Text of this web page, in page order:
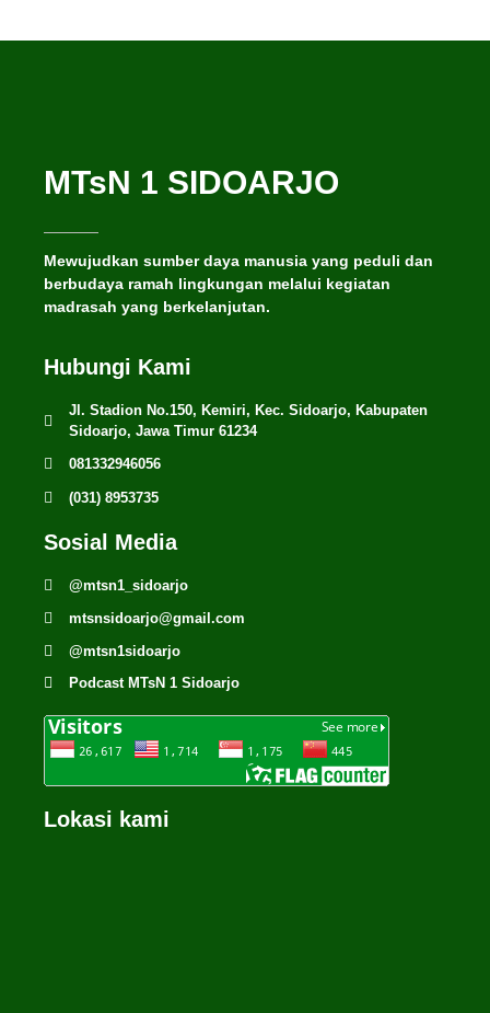
MTsN 1 SIDOARJO
Mewujudkan sumber daya manusia yang peduli dan
berbudaya ramah lingkungan melalui kegiatan
madrasah yang berkelanjutan.
Hubungi Kami
Jl. Stadion No.150, Kemiri, Kec. Sidoarjo, Kabupaten
Sidoarjo, Jawa Timur 61234
081332946056
(031) 8953735
Sosial Media
@mtsn1_sidoarjo
mtsnsidoarjo@gmail.com
@mtsn1sidoarjo
Podcast MTsN 1 Sidoarjo
Lokasi kami